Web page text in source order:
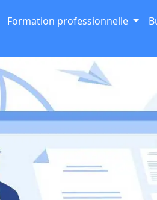
Formation professionnelle